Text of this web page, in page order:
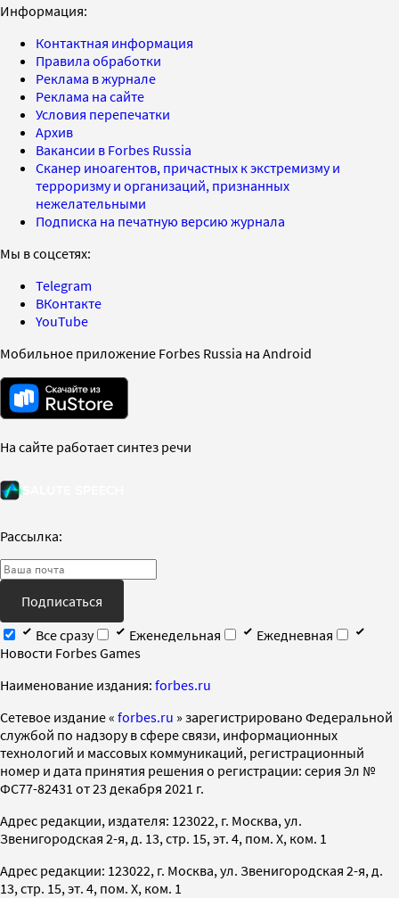
Информация:
Контактная информация
Правила обработки
Реклама в журнале
Реклама на сайте
Условия перепечатки
Архив
Вакансии в Forbes Russia
Сканер иноагентов, причастных к экстремизму и
терроризму и организаций, признанных
нежелательными
Подписка на печатную версию журнала
Мы в соцсетях:
Telegram
ВКонтакте
YouTube
Мобильное приложение Forbes Russia на Android
На сайте работает синтез речи
Рассылка:
Подписаться
Все сразу
Еженедельная
Ежедневная
Новости Forbes Games
Наименование издания: forbes.ru
Cетевое издание « forbes.ru » зарегистрировано Федеральной
службой по надзору в сфере связи, информационных
технологий и массовых коммуникаций, регистрационный
номер и дата принятия решения о регистрации: серия Эл №
ФС77-82431 от 23 декабря 2021 г.
Адрес редакции, издателя: 123022, г. Москва, ул.
Звенигородская 2-я, д. 13, стр. 15, эт. 4, пом. X, ком. 1
Адрес редакции: 123022, г. Москва, ул. Звенигородская 2-я, д.
13, стр. 15, эт. 4, пом. X, ком. 1